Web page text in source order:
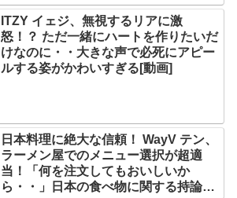
リースイベントあれこれを紹介
ITZY イェジ、無視するリアに激
怒！？ ただ一緒にハートを作りたいだ
けなのに・・大きな声で必死にアピー
ルする姿がかわいすぎる[動画]
日本料理に絶大な信頼！ WayV テン、
ラーメン屋でのメニュー選択が超適
当！「何を注文してもおいしいか
ら・・」日本の食べ物に関する持論を